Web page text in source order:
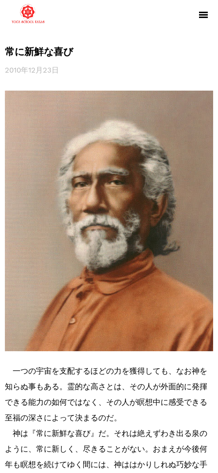
常に新鮮な喜び
2010年12月23日
一つの宇宙を支配するほどの力を獲得しても、なお神を
知らぬ事もある。霊的な高さとは、その人が外面的に発揮
できる能力の如何ではなく、その人が瞑想中に感受できる
至福の深さによって決まるのだ。
神は『常に新鮮な喜び』だ。それは絶えずわき出る泉の
ように、常に新しく、尽きることがない。おまえが今後何
年も瞑想を続けてゆく間には、神ははかりしれぬ巧妙な手